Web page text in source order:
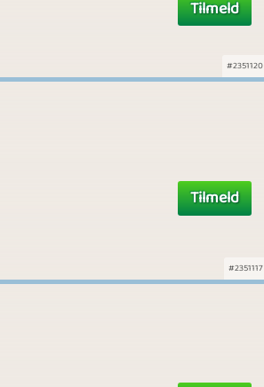
Tilmeld
#2351120
Tilmeld
#2351117